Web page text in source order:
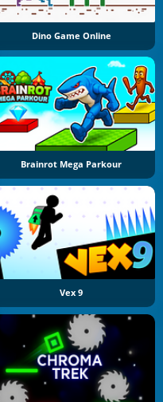
Dino Game Online
Brainrot Mega Parkour
Vex 9